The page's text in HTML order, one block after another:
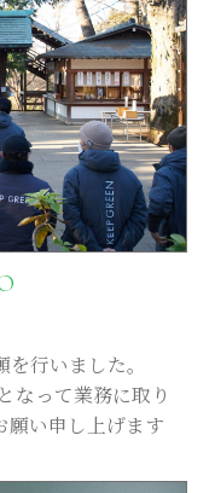
行いました。
なって業務に取り
願い申し上げます